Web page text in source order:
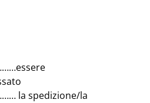
la spedizione/la